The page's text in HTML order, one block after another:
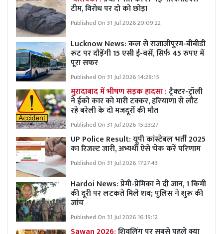
टीम, विरोध पर दो को छोड़ा
Published On 31 Jul 2026 20:09:22
Lucknow News:कल से राजाजीपुरम-बीबीडी
रूट पर दौड़ेंगी 15 एसी ई-बसें, सिर्फ 45 रुपए में
पूरा सफर
Published On 31 Jul 2026 14:28:15
मुरादाबाद में भीषण सड़क हादसा :ट्रैक्टर-ट्रॉली
ने ईको कार को मारी टक्कर, हरियाणा से लौट
रहे बरेली के दो मजदूरों की मौत
Published On 31 Jul 2026 15:23:27
UP Police Result: यूपी कांस्टेबल भर्ती 2025
का रिजल्ट जारी, अभ्यर्थी ऐसे चेक करें परिणाम
Published On 31 Jul 2026 17:27:43
Hardoi News: प्रेमी-प्रेमिका ने दी जान, 1 किमी
की दूरी पर लटकते मिले शव; पुलिस ने शुरू की
जांच
Published On 31 Jul 2026 16:19:12